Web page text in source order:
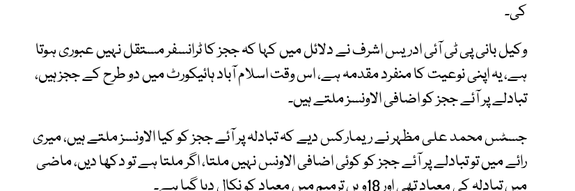
کی۔
وکیل بانی پی ٹی آئی ادریس اشرف نے دلائل میں کہا کہ ججز کا ٹرانسفر مستقل نہیں عبوری ہوتا
ہے، یہ اپنی نوعیت کا منفرد مقدمہ ہے، اس وقت اسلام آباد ہائیکورٹ میں دو طرح کے ججز ہیں،
تبادلے پر آئے ججز کو اضافی الاونسز ملتے ہیں۔
جسٹس محمد علی مظہر نے ریمارکس دیے کہ تبادلہ پر آئے ججز کو کیا الاونسز ملتے ہیں، میری
رائے میں تو تبادلے پر آئے ججز کو کوئی اضافی الاونس نہیں ملتا، اگر ملتا ہے تو دکھا دیں، ماضی